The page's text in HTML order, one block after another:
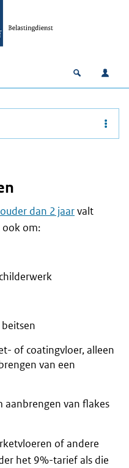
Open
dan 2 jaarvalt
ook om:
of coatingvloer, alleen
van een
aanbrengen van flakes
of andere
het 9%-tarief als die